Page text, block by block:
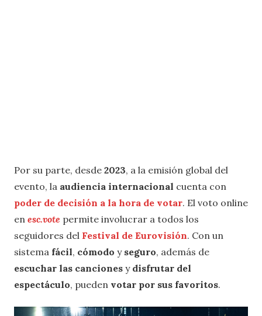
Por su parte, desde 2023, a la emisión global del
evento, la audiencia internacional cuenta con
poder de decisión a la hora de votar. El voto online
en esc.vote permite involucrar a todos los
seguidores del Festival de Eurovisión. Con un
sistema fácil, cómodo y seguro, además de
escuchar las canciones y disfrutar del
espectáculo, pueden votar por sus favoritos.